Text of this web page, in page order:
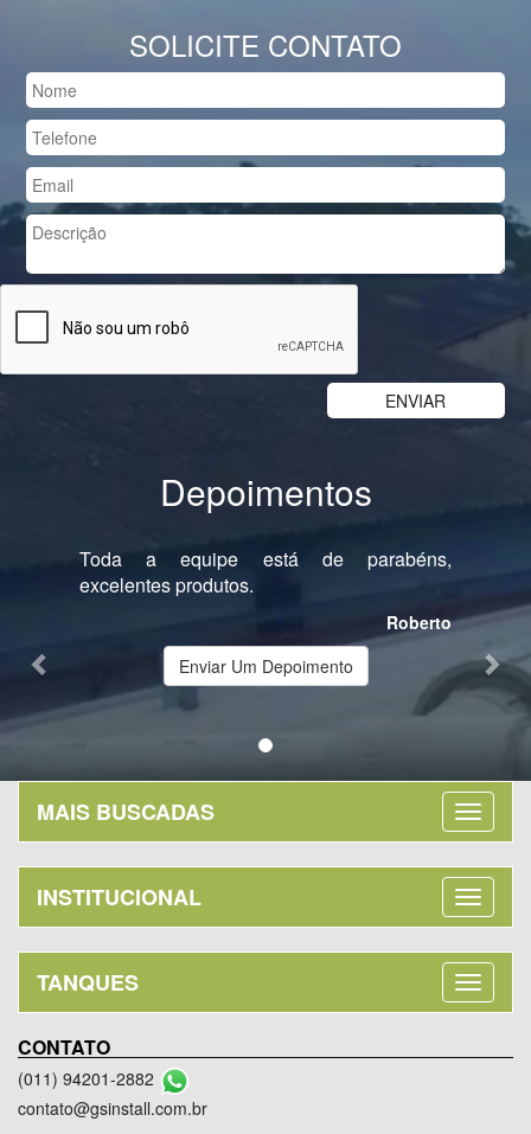
SOLICITE CONTATO
Depoimentos
Toda a equipe está de parabéns,
excelentes produtos.
Roberto
Enviar Um Depoimento
MAIS BUSCADAS
INSTITUCIONAL
TANQUES
CONTATO
(011) 94201-2882
contato@gsinstall.com.br